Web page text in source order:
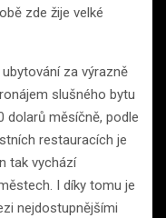
zde žije velké
za výrazně
slušného bytu
dolarů měsíčně, podle
restauracích je
tak vychází
I díky tomu je
nejdostupnějšími